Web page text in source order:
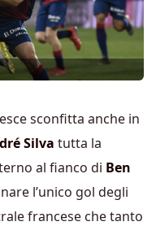
sconfitta anche in
Silva tutta la
al fianco di Ben
l’unico gol degli
francese che tanto